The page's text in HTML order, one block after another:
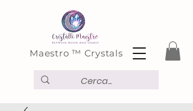
Maestro ™ Crystals